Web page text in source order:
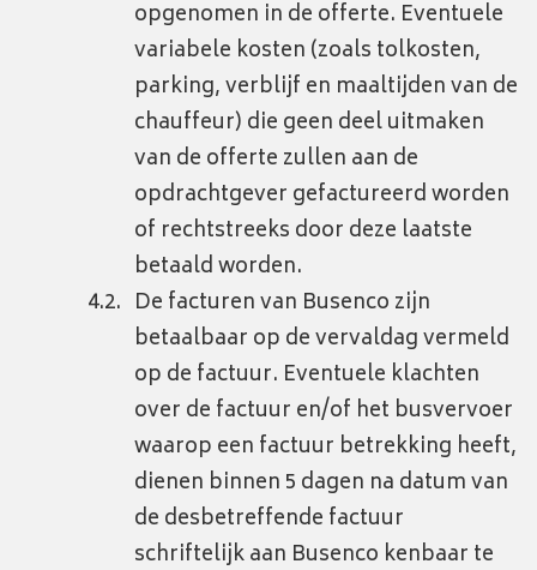
opgenomen in de offerte. Eventuele
variabele kosten (zoals tolkosten,
parking, verblijf en maaltijden van de
chauffeur) die geen deel uitmaken
van de offerte zullen aan de
opdrachtgever gefactureerd worden
of rechtstreeks door deze laatste
betaald worden.
De facturen van Busenco zijn
betaalbaar op de vervaldag vermeld
op de factuur. Eventuele klachten
over de factuur en/of het busvervoer
waarop een factuur betrekking heeft,
dienen binnen 5 dagen na datum van
de desbetreffende factuur
schriftelijk aan Busenco kenbaar te